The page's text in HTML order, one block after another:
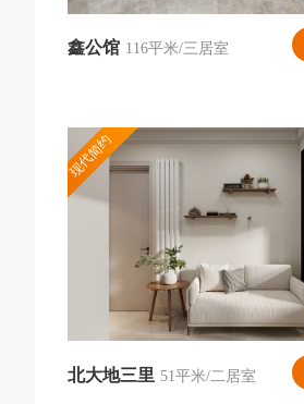
鑫公馆 116平米/三居室
现代简约
北大地三里 51平米/二居室